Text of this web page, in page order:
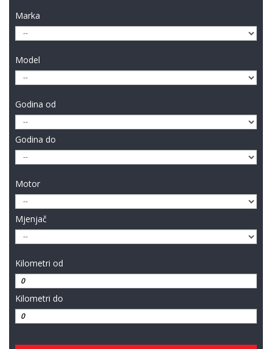
Marka
Model
Godina od
Godina do
Motor
Mjenjač
Kilometri od
Kilometri do